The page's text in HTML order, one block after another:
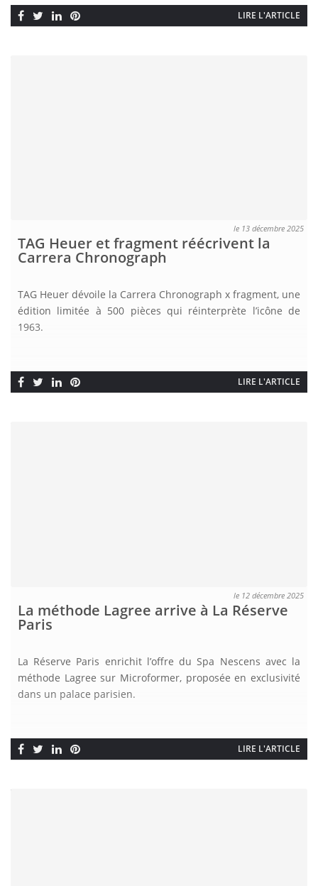
LIRE L'ARTICLE
le 13 décembre 2025
TAG Heuer et fragment réécrivent la
Carrera Chronograph
TAG Heuer dévoile la Carrera Chronograph x fragment, une
édition limitée à 500 pièces qui réinterprète l’icône de
1963.
LIRE L'ARTICLE
le 12 décembre 2025
La méthode Lagree arrive à La Réserve
Paris
La Réserve Paris enrichit l’offre du Spa Nescens avec la
méthode Lagree sur Microformer, proposée en exclusivité
dans un palace parisien.
LIRE L'ARTICLE